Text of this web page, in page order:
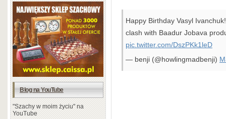
Blog na YouTube
"Szachy w moim życiu" na
YouTube
Happy Birthday Vasyl
clash with Baadur Jobava
pic.twitter.com/DszPKk1leD
— benji (@howlingmadbenji)